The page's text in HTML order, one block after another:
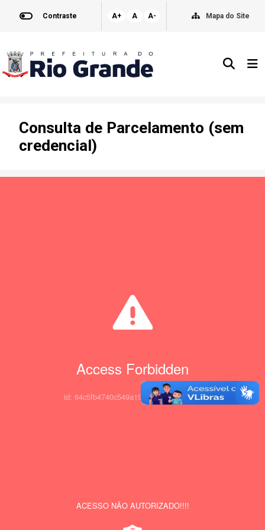
Contraste A+ A A- Mapa do Site
Consulta de Parcelamento (sem
credencial)